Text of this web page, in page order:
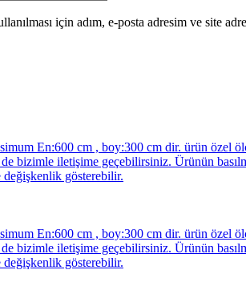
için adım, e-posta adresim ve site
En:600 cm , boy:300 cm dir. ürün özel
bizimle iletişime geçebilirsiniz. Ürünün
değişkenlik gösterebilir.
En:600 cm , boy:300 cm dir. ürün özel
bizimle iletişime geçebilirsiniz. Ürünün
değişkenlik gösterebilir.